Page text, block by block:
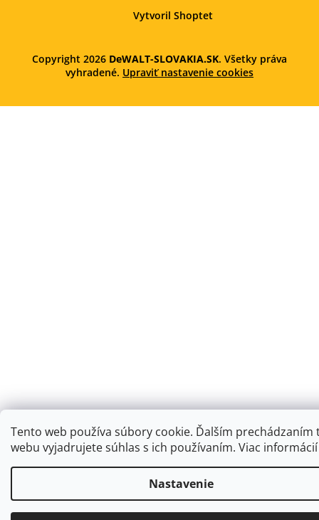
Tento web používa súbory cookie. Ďalším prechádzaním
webu vyjadrujete súhlas s ich používaním. Viac
Nastavenie
Vytvoril Shoptet
Copyright 2026 DeWALT-SLOVAKIA.SK. Všetky práva
vyhradené. Upraviť nastavenie cookies